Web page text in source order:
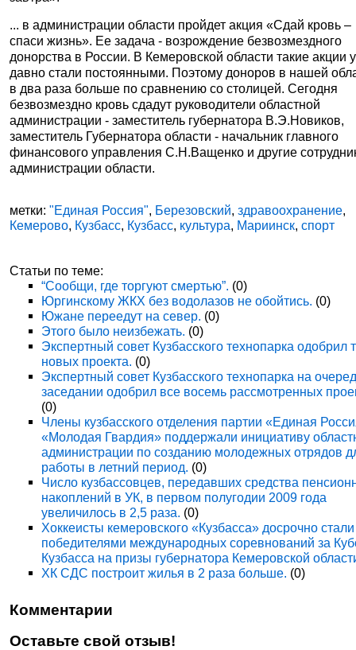
... в администрации области пройдет акция «Сдай кровь –
спаси жизнь». Ее задача - возрождение безвозмездного
донорства в России. В Кемеровской области такие акции
давно стали постоянными. Поэтому доноров в нашей
в два раза больше по сравнению со столицей. Сегодня
безвозмездно кровь сдадут руководители областной
администрации - заместитель губернатора В.Э.Новиков,
заместитель Губернатора области - начальник главного
финансового управления С.Н.Ващенко и другие
администрации области.
метки:"Единая Россия", Березовский,здравоохранение,
Кемерово, Кузбасс, Кузбасс, культура, Мариинск,спорт
Статьи по теме:
“Сообщи, где торгуют смертью”. (0)
Юргинскому ЖКХ без водолазов не обойтись. (0)
Южане переедут на север. (0)
Этого было неизбежать. (0)
Экспертный совет Кузбасского технопарка одобрил
новых проекта. (0)
Экспертный совет Кузбасского технопарка на
заседании одобрил все восемь рассмотренных
(0)
Члены кузбасского отделения партии «Единая
«Молодая Гвардия» поддержали инициативу
администрации по созданию молодежных отрядов
работы в летний период. (0)
Число кузбассовцев, передавших средства
накоплений в УК, в первом полугодии 2009 года
увеличилось в 2,5 раза. (0)
Хоккеисты кемеровского «Кузбасса» досрочно стали
победителями международных соревнований за
Кузбасса на призы губернатора Кемеровской
ХК СДС построит жилья в 2 раза больше. (0)
Комментарии
Оставьте свой отзыв!